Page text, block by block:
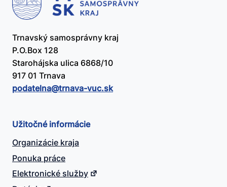
Trnavský samosprávny kraj
P.O.Box 128
Starohájska ulica 6868/10
917 01 Trnava
podatelna@​trnava-vuc.sk
Užitočné informácie
Organizácie kraja
Ponuka práce
Elektronické služby